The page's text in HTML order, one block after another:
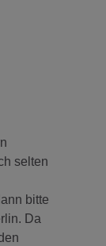
selten
bitte
Da